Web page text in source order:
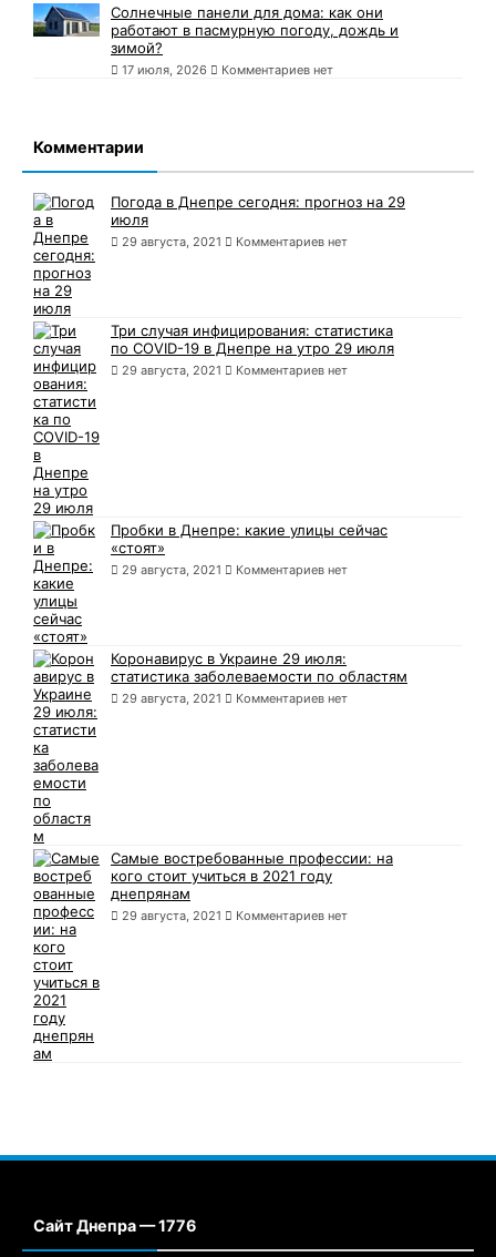
Солнечные панели для дома: как они
работают в пасмурную погоду, дождь и
зимой?
17 июля, 2026 Комментариев нет
Комментарии
Погода в Днепре сегодня: прогноз на 29
июля
29 августа, 2021 Комментариев нет
Три случая инфицирования: статистика
по COVID-19 в Днепре на утро 29 июля
29 августа, 2021 Комментариев нет
Пробки в Днепре: какие улицы сейчас
«стоят»
29 августа, 2021 Комментариев нет
Коронавирус в Украине 29 июля:
статистика заболеваемости по областям
29 августа, 2021 Комментариев нет
Самые востребованные профессии: на
кого стоит учиться в 2021 году
днепрянам
29 августа, 2021 Комментариев нет
Сайт Днепра — 1776